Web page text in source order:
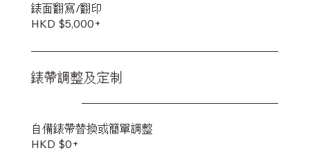
錶面翻寫/翻印
HKD $5,000+
錶帶調整及定制
自備錶帶替換或簡單調整
HKD $0+